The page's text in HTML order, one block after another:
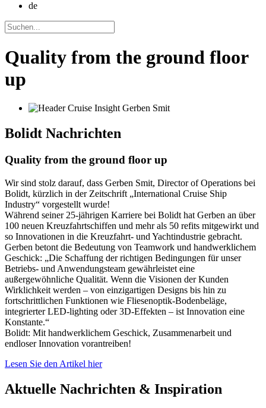
de
Quality from the ground floor
up
Bolidt Nachrichten
Quality from the ground floor up
Wir sind stolz darauf, dass Gerben Smit, Director of Operations bei
Bolidt, kürzlich in der Zeitschrift „International Cruise Ship
Industry“ vorgestellt wurde!
Während seiner 25-jährigen Karriere bei Bolidt hat Gerben an über
100 neuen Kreuzfahrtschiffen und mehr als 50 refits mitgewirkt und
so Innovationen in die Kreuzfahrt- und Yachtindustrie gebracht.
Gerben betont die Bedeutung von Teamwork und handwerklichem
Geschick: „Die Schaffung der richtigen Bedingungen für unser
Betriebs- und Anwendungsteam gewährleistet eine
außergewöhnliche Qualität. Wenn die Visionen der Kunden
Wirklichkeit werden – von einzigartigen Designs bis hin zu
fortschrittlichen Funktionen wie Fliesenoptik-Bodenbeläge,
integrierter LED-lighting oder 3D-Effekten – ist Innovation eine
Konstante.“
Bolidt: Mit handwerklichem Geschick, Zusammenarbeit und
endloser Innovation vorantreiben!
Lesen Sie den Artikel hier
Aktuelle Nachrichten & Inspiration